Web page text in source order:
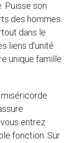
Puisse son
des hommes
dans le
liens d’unité
unique famille
miséricorde
entrez
fonction. Sur